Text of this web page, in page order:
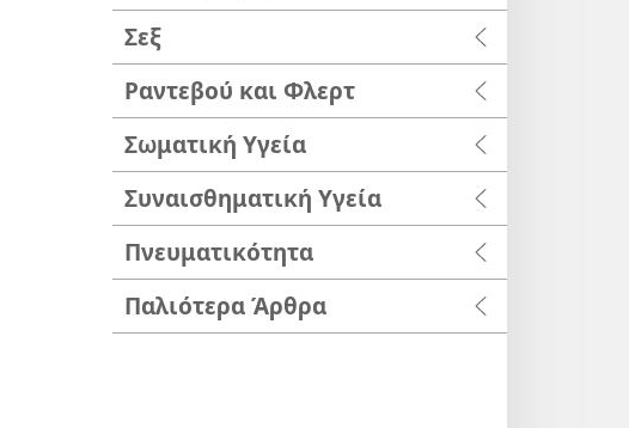
Σεξ
Ραντεβού και Φλερτ
Σωματική Υγεία
Συναισθηματική Υγεία
Πνευματικότητα
Παλιότερα Άρθρα